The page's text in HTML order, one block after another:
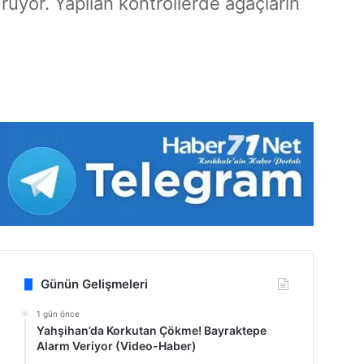
Günün Gelişmeleri
1 gün önce
Yahşihan’da Korkutan Çökme! Bayraktepe
Alarm Veriyor (Video-Haber)